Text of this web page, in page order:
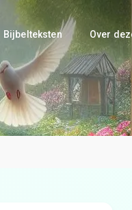
Bijbelteksten Over